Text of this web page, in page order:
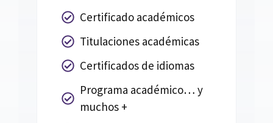
Certificado académicos
Titulaciones académicas
Certificados de idiomas
Programa académico… y
muchos +